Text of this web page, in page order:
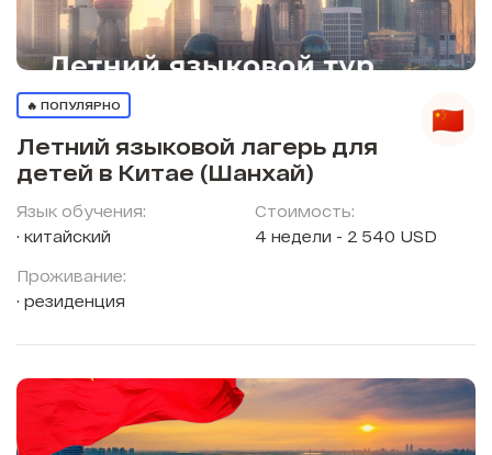
🔥 ПОПУЛЯРНО
Летний языковой лагерь для
детей в Китае (Шанхай)
Язык обучения:
китайский
Проживание:
резиденция
Стоимость:
4 недели - 2 540 USD